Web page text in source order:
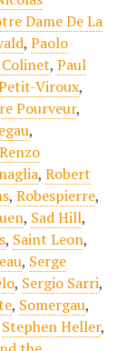
Dame De La
, Paolo
, Paul
Viroux,
Pourveur,
,
Renzo
, Robert
, Robespierre,
, Sad Hill,
, Saint Leon,
, Serge
, Sergio Sarri,
, Somergau,
Stephen Heller,